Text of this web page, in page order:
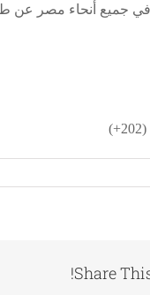
جميع أنحاء مصر عن
Share